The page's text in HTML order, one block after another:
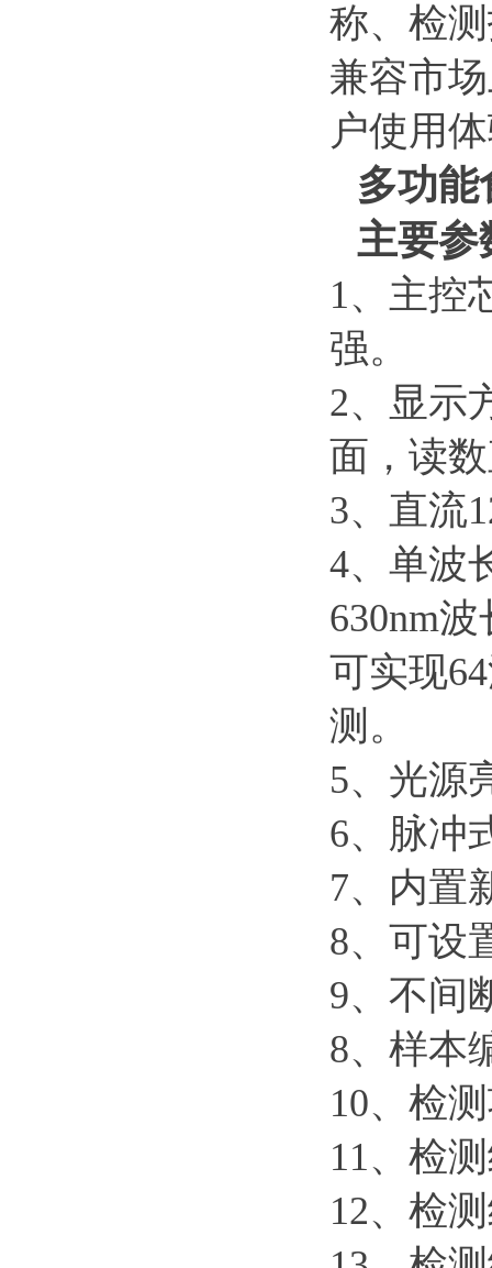
称、检
兼容市
户使用
多功能
主要参
1、主控
强。
2、显示
面，读
3、直流
4、单波
630nm
可实现
测。
5、光源
6、脉冲
7、内置
8、可设
9、不间
8、样本
10、检
11、检
12、检